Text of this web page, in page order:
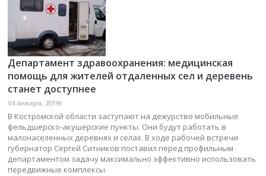
Департамент здравоохранения: медицинская
помощь для жителей отдаленных сел и деревень
станет доступнее
04 января, 2019г.
В Костромской области заступают на дежурство мобильные
фельдшерско-акушерские пункты. Они будут работать в
малонаселенных деревнях и селах. В ходе рабочей встречи
губернатор Сергей Ситников поставил перед профильным
департаментом задачу максимально эффективно использовать
передвижные комплексы.